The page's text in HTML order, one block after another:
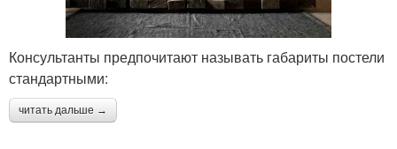
Консультанты предпочитают называть габариты постели
стандартными:
читать дальше →